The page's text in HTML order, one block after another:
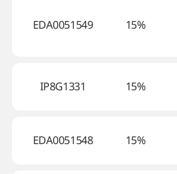
EDA0051549 15%
IP8G1331 15%
EDA0051548 15%